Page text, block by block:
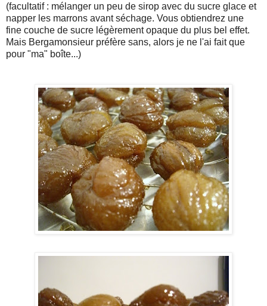
(facultatif : mélanger un peu de sirop avec du sucre glace et
napper les marrons avant séchage. Vous obtiendrez une
fine couche de sucre légèrement opaque du plus bel effet.
Mais Bergamonsieur préfère sans, alors je ne l'ai fait que
pour "ma" boîte...)